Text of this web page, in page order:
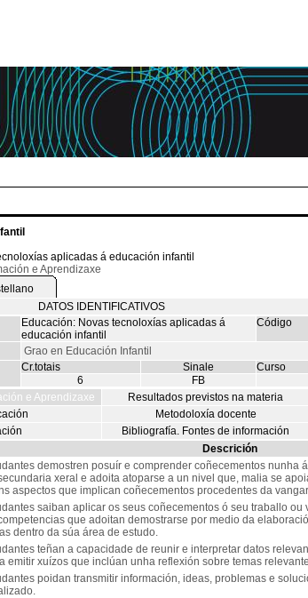
aplicadas á educación infantil
e Aprendizaxe
DATOS IDENTIFICATIVOS
Educación: Novas tecnoloxías aplicadas á
educación infantil
Código
Grao en Educación Infantil
Cr.totais Sinale Curso
6
FB
e Aprendizaxe
Resultados previstos na materia
Metodoloxía docente
Bibliografía. Fontes de información
Descrición
demostren posuír e comprender coñecementos nunha
xeral e adoita atoparse a un nivel que, malia se
aspectos que implican coñecementos procedentes da
saiban aplicar os seus coñecementos ó seu traballo
que adoitan demostrarse por medio da
dentro da súa área de estudo.
teñan a capacidade de reunir e interpretar datos
emitir xuízos que inclúan unha reflexión sobre temas
poidan transmitir información, ideas, problemas e